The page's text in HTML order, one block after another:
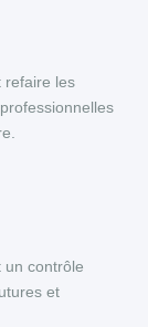
refaire les
un contrôle
et